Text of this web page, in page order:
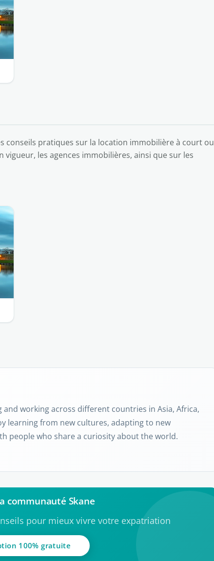
conseils pratiques sur la location immobilière à court ou
les agences immobilières, ainsi que sur les
and working across different countries in Asia, Africa,
learning from new cultures, adapting to new
people who share a curiosity about the world.
communauté Skane
pour mieux vivre votre expatriation
100% gratuite